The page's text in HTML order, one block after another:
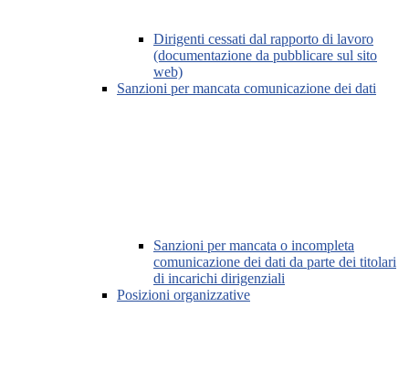
Dirigenti cessati dal rapporto di lavoro
(documentazione da pubblicare sul sito
web)
Sanzioni per mancata comunicazione dei dati
Sanzioni per mancata o incompleta
comunicazione dei dati da parte dei titolari
di incarichi dirigenziali
Posizioni organizzative